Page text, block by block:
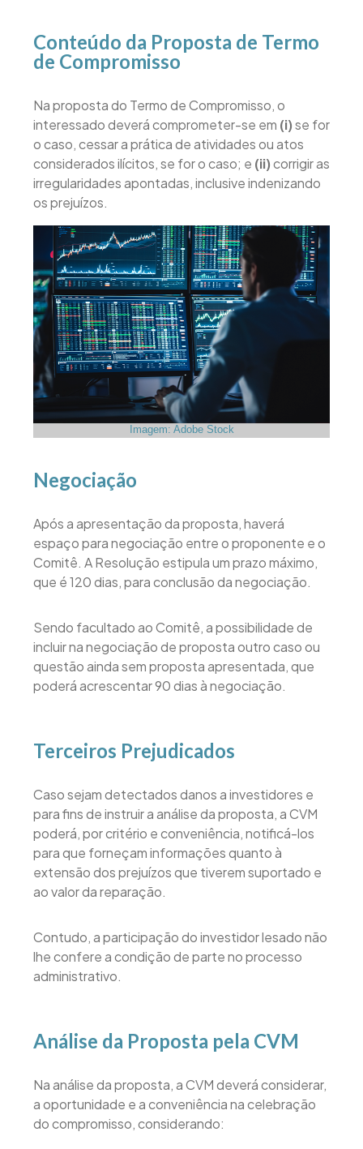
Conteúdo da Proposta de Termo
de Compromisso
Na proposta do Termo de Compromisso, o
interessado deverá comprometer-se em (i)se for
o caso, cessar a prática de atividades ou atos
considerados ilícitos, se for o caso; e (ii)corrigir as
irregularidades apontadas, inclusive indenizando
os prejuízos.
Imagem: Adobe Stock
Negociação
Após a apresentação da proposta, haverá
espaço para negociação entre o proponente e o
Comitê. A Resolução estipula um prazo máximo,
que é 120 dias, para conclusão da negociação.
Sendo facultado ao Comitê, a possibilidade de
incluir na negociação de proposta outro caso ou
questão ainda sem proposta apresentada, que
poderá acrescentar 90 dias à negociação.
Terceiros Prejudicados
Caso sejam detectados danos a investidores e
para fins de instruir a análise da proposta, a CVM
poderá, por critério e conveniência, notificá-los
para que forneçam informações quanto à
extensão dos prejuízos que tiverem suportado e
ao valor da reparação.
Contudo, a participação do investidor lesado não
lhe confere a condição de parte no processo
administrativo.
Análise da Proposta pela CVM
Na análise da proposta, a CVM deverá considerar,
a oportunidade e a conveniência na celebração
do compromisso, considerando: